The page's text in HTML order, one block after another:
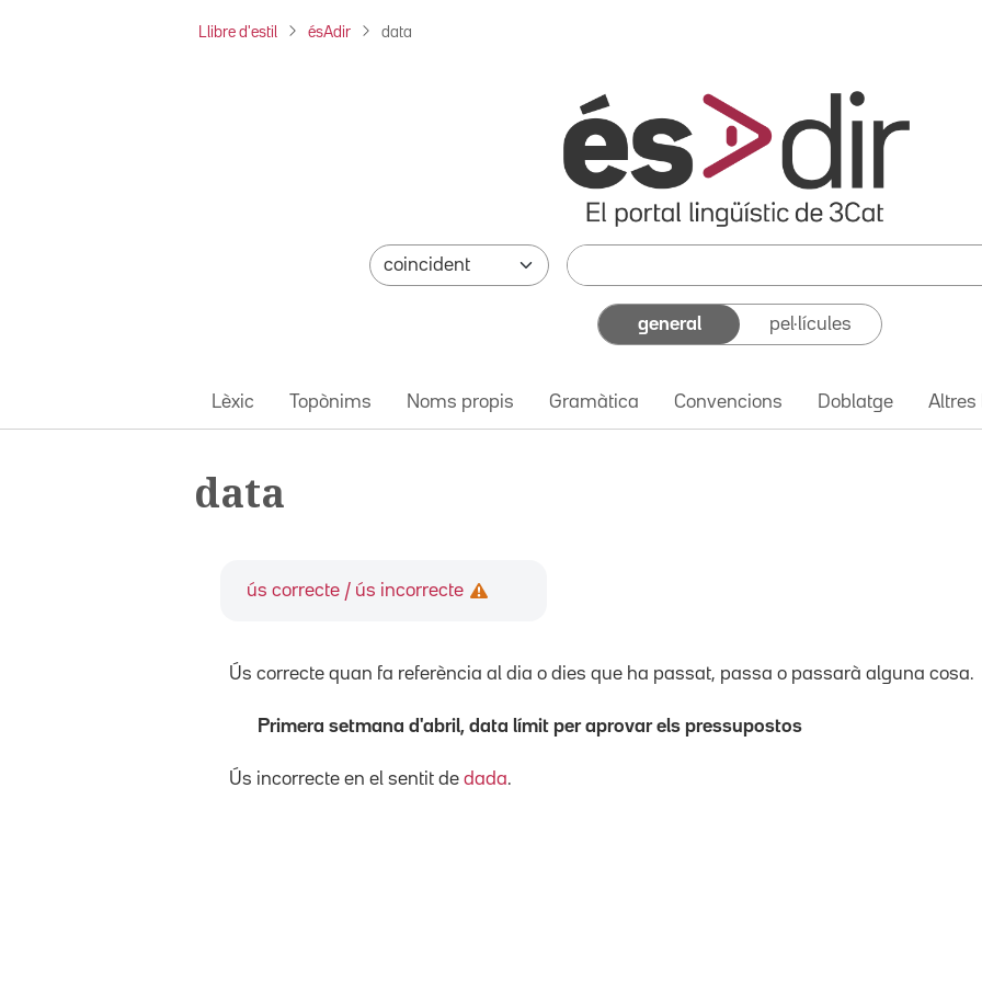
Llibre d'estil ésAdir data
general pel·lícules
Lèxic Topònims Noms propis Gramàtica Convencions Doblatge Altres
data
ús correcte / ús incorrecte
Ús correcte quan fa referència al dia o dies que ha passat, passa o passarà alguna cosa.
Primera setmana d'abril, data límit per aprovar els pressupostos
Ús incorrecte en el sentit de dada.